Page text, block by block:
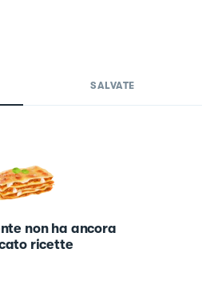
SALVATE
non ha ancora
ricette